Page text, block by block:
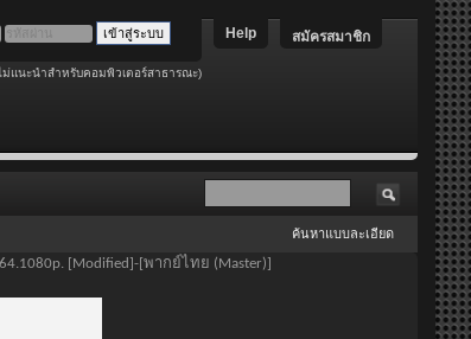
สมัครสมาชิก
Help
ม่แนะนำสำหรับคอมพิวเตอร์สาธารณะ)
ค้นหาแบบละเอียด
[Modified]-[พากย์ไทย (Master)]